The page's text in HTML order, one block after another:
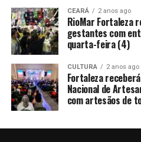
CEARÁ 2 anos ago
RioMar Fortaleza
gestantes com
quarta-feira (4)
CULTURA 2 anos ago
Fortaleza
Nacional de
com artesãos de